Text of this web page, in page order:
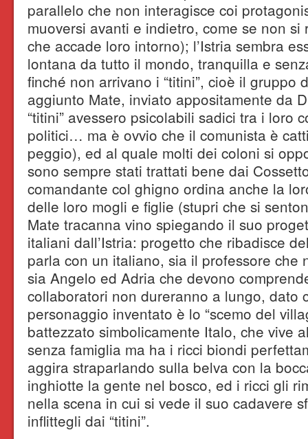
parallelo che non interagisce coi
muoversi avanti e indietro, come se non
che accade loro intorno); l’Istria sembra
lontana da tutto il mondo, tranquilla e
finché non arrivano i “titini”, cioè il gruppo
aggiunto Mate, inviato appositamente da
“titini” avessero psicolabili sadici tra i loro
politici… ma è ovvio che il comunista è
peggio), ed al quale molti dei coloni si
sono sempre stati trattati bene dai
comandante col ghigno ordina anche la
delle loro mogli e figlie (stupri che si
Mate tracanna vino spiegando il suo
italiani dall’Istria: progetto che ribadisce
parla con un italiano, sia il professore che
sia Angelo ed Adria che devono
collaboratori non dureranno a lungo, dato
personaggio inventato è lo “scemo del
battezzato simbolicamente Italo, che vive
senza famiglia ma ha i ricci biondi
aggira straparlando sulla belva con la
inghiotte la gente nel bosco, ed i ricci gli
nella scena in cui si vede il suo cadavere
inflittegli dai “titini”.